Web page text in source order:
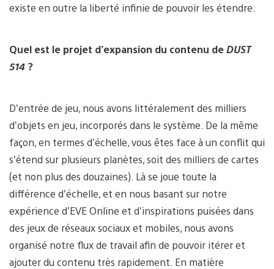
existe en outre la liberté infinie de pouvoir les étendre.
Quel est le projet d’expansion du contenu deDUST
514 ?
D’entrée de jeu, nous avons littéralement des milliers
d’objets en jeu, incorporés dans le système. De la même
façon, en termes d’échelle, vous êtes face à un conflit qui
s’étend sur plusieurs planètes, soit des milliers de cartes
(et non plus des douzaines). Là se joue toute la
différence d’échelle, et en nous basant sur notre
expérience d’EVE Online et d’inspirations puisées dans
des jeux de réseaux sociaux et mobiles, nous avons
organisé notre flux de travail afin de pouvoir itérer et
ajouter du contenu très rapidement. En matière